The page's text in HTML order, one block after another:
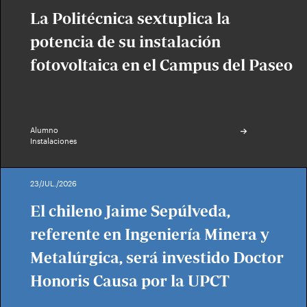
La Politécnica sextuplica la
potencia de su instalación
fotovoltaica en el Campus del Paseo
Alumno
Instalaciones
23/JUL./2026
El chileno Jaime Sepúlveda,
referente en Ingeniería Minera y
Metalúrgica, será investido Doctor
Honoris Causa por la UPCT